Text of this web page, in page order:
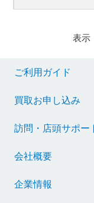
表示
ご利用ガイド
買取お申し込み
訪問・店頭サポー
会社概要
企業情報